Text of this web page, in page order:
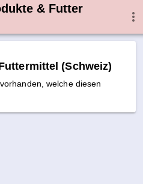
& Futter
(Schweiz)
welche diesen